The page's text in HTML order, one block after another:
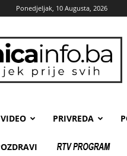
Ponedjeljak, 10 Augusta, 2026
zenicainfo.ba
VIDEO PRIVREDA